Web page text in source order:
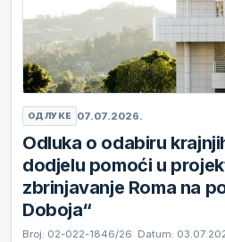
ОДЛУКЕ 07.07.2026.
Odluka o odabiru
dodjelu pomoći u
zbrinjavanje Roma na
Doboja“
Broj: 02-022-1846/26 Datum: